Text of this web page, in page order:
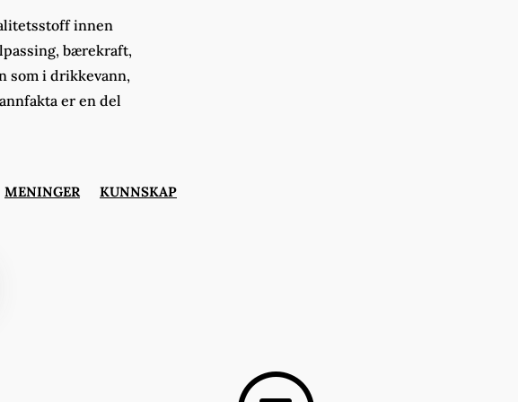
innen
bærekraft,
som i drikkevann,
er en del
MENINGER KUNNSKAP